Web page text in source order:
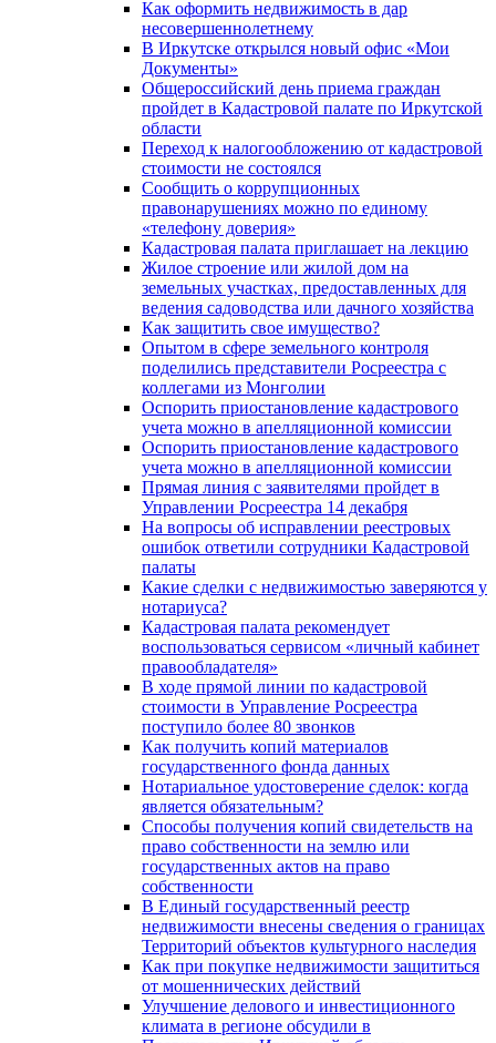
Как оформить недвижимость в дар
несовершеннолетнему
В Иркутске открылся новый офис «Мои
Документы»
Общероссийский день приема граждан
пройдет в Кадастровой палате по Иркутской
области
Переход к налогообложению от кадастровой
стоимости не состоялся
Сообщить о коррупционных
правонарушениях можно по единому
«телефону доверия»
Кадастровая палата приглашает на лекцию
Жилое строение или жилой дом на
земельных участках, предоставленных для
ведения садоводства или дачного хозяйства
Как защитить свое имущество?
Опытом в сфере земельного контроля
поделились представители Росреестра с
коллегами из Монголии
Оспорить приостановление кадастрового
учета можно в апелляционной комиссии
Оспорить приостановление кадастрового
учета можно в апелляционной комиссии
Прямая линия с заявителями пройдет в
Управлении Росреестра 14 декабря
На вопросы об исправлении реестровых
ошибок ответили сотрудники Кадастровой
палаты
Какие сделки с недвижимостью заверяются у
нотариуса?
Кадастровая палата рекомендует
воспользоваться сервисом «личный кабинет
правообладателя»
В ходе прямой линии по кадастровой
стоимости в Управление Росреестра
поступило более 80 звонков
Как получить копий материалов
государственного фонда данных
Нотариальное удостоверение сделок: когда
является обязательным?
Способы получения копий свидетельств на
право собственности на землю или
государственных актов на право
собственности
В Единый государственный реестр
недвижимости внесены сведения о границах
Территорий объектов культурного наследия
Как при покупке недвижимости защититься
от мошеннических действий
Улучшение делового и инвестиционного
климата в регионе обсудили в